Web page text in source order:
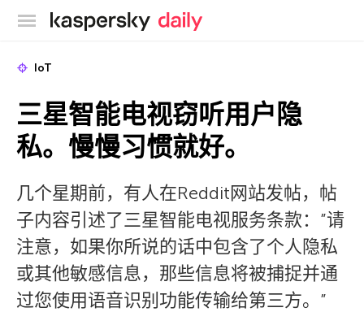
卡巴斯基官方博客
IoT
三星智能电视窃听用户隐
私。慢慢习惯就好。
几个星期前，有人在Reddit网站发帖，帖
子内容引述了三星智能电视服务条款：”请
注意，如果你所说的话中包含了个人隐私
或其他敏感信息，那些信息将被捕捉并通
过您使用语音识别功能传输给第三方。”